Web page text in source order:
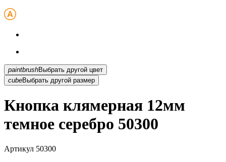
paintbrush
Выбрать другой цвет
cubeВыбрать другой размер
Кнопка клямерная 12мм
темное серебро 50300
Артикул 50300